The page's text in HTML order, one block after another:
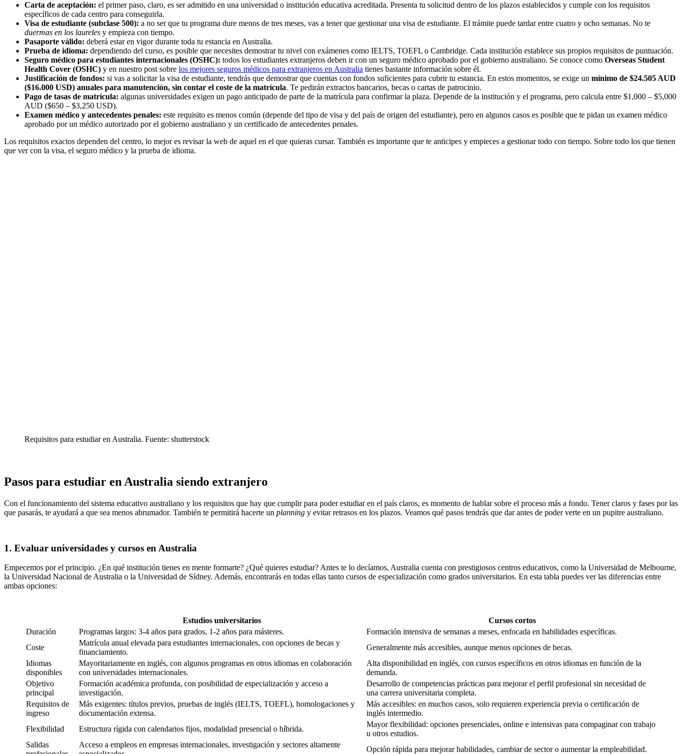
Carta de aceptación: el primer paso, claro, es ser admitido en una universidad o institución educativa acreditada. Presenta tu solicitud dentro de los plazos establecidos y cumple con los requisitos
específicos de cada centro para conseguirla.
Visa de estudiante (subclase 500): a no ser que tu programa dure menos de tres meses, vas a tener que gestionar una visa de estudiante. El trámite puede tardar entre cuatro y ocho semanas. No te
duermas en los laureles y empieza con tiempo.
Pasaporte válido: deberá estar en vigor durante toda tu estancia en Australia.
Prueba de idioma: dependiendo del curso, es posible que necesites demostrar tu nivel con exámenes como IELTS, TOEFL o Cambridge. Cada institución establece sus propios requisitos de puntuación.
Seguro médico para estudiantes internacionales (OSHC): todos los estudiantes extranjeros deben ir con un seguro médico aprobado por el gobierno australiano. Se conoce como Overseas Student
Health Cover (OSHC) y en nuestro post sobre los mejores seguros médicos para extranjeros en Australia tienes bastante información sobre él.
Justificación de fondos: si vas a solicitar la visa de estudiante, tendrás que demostrar que cuentas con fondos suficientes para cubrir tu estancia. En estos momentos, se exige un mínimo de $24.505 AUD
($16.000 USD) anuales para manutención, sin contar el coste de la matrícula. Te pedirán extractos bancarios, becas o cartas de patrocinio.
Pago de tasas de matrícula: algunas universidades exigen un pago anticipado de parte de la matrícula para confirmar la plaza. Depende de la institución y el programa, pero calcula entre $1,000 – $5,000
AUD ($650 – $3,250 USD).
Examen médico y antecedentes penales: este requisito es menos común (depende del tipo de visa y del país de origen del estudiante), pero en algunos casos es posible que te pidan un examen médico
aprobado por un médico autorizado por el gobierno australiano y un certificado de antecedentes penales.
Los requisitos exactos dependen del centro, lo mejor es revisar la web de aquel en el que quieras cursar. También es importante que te anticipes y empieces a gestionar todo con tiempo. Sobre todo los que tienen
que ver con la visa, el seguro médico y la prueba de idioma.
Requisitos para estudiar en Australia. Fuente: shutterstock
Pasos para estudiar en Australia siendo extranjero
Con el funcionamiento del sistema educativo australiano y los requisitos que hay que cumplir para poder estudiar en el país claros, es momento de hablar sobre el proceso más a fondo. Tener claros y fases por las
que pasarás, te ayudará a que sea menos abrumador. También te permitirá hacerte un planning y evitar retrasos en los plazos. Veamos qué pasos tendrás que dar antes de poder verte en un pupitre australiano.
1. Evaluar universidades y cursos en Australia
Empecemos por el principio. ¿En qué institución tienes en mente formarte? ¿Qué quieres estudiar? Antes te lo decíamos, Australia cuenta con prestigiosos centros educativos, como la Universidad de Melbourne,
la Universidad Nacional de Australia o la Universidad de Sídney. Además, encontrarás en todas ellas tanto cursos de especialización como grados universitarios. En esta tabla puedes ver las diferencias entre
ambas opciones:
Estudios universitarios
Cursos cortos
Duración
Programas largos: 3-4 años para grados, 1-2 años para másteres.
Formación intensiva de semanas a meses, enfocada en habilidades específicas.
Coste
Matrícula anual elevada para estudiantes internacionales, con opciones de becas y
financiamiento.
Generalmente más accesibles, aunque menos opciones de becas.
Idiomas
disponibles
Mayoritariamente en inglés, con algunos programas en otros idiomas en colaboración
con universidades internacionales.
Alta disponibilidad en inglés, con cursos específicos en otros idiomas en función de la
demanda.
Objetivo
principal
Formación académica profunda, con posibilidad de especialización y acceso a
investigación.
Desarrollo de competencias prácticas para mejorar el perfil profesional sin necesidad de
una carrera universitaria completa.
Requisitos de
ingreso
Más exigentes: títulos previos, pruebas de inglés (IELTS, TOEFL), homologaciones y
documentación extensa.
Más accesibles: en muchos casos, solo requieren experiencia previa o certificación de
inglés intermedio.
Flexibilidad
Estructura rígida con calendarios fijos, modalidad presencial o híbrida.
Mayor flexibilidad: opciones presenciales, online e intensivas para compaginar con trabajo
u otros estudios.
Salidas
Acceso a empleos en empresas internacionales, investigación y sectores altamente
Opción rápida para mejorar habilidades, cambiar de sector o aumentar la empleabilidad.